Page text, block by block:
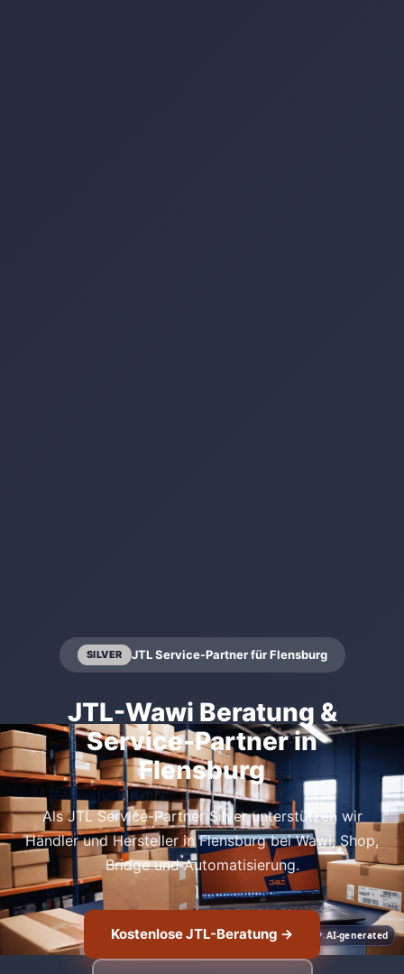
AI-generated
SILVER JTL Service-Partner für Flensburg
JTL-Wawi Beratung &
Service-Partner in
Flensburg
Als JTL Service-Partner Silver unterstützen wir
Händler und Hersteller in Flensburg bei Wawi, Shop,
Bridge und Automatisierung.
Kostenlose JTL-Beratung →